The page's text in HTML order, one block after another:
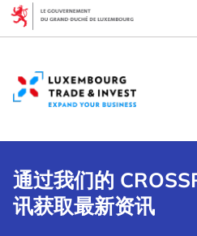
通过我们的
讯获取最新资讯
Cookies management panel